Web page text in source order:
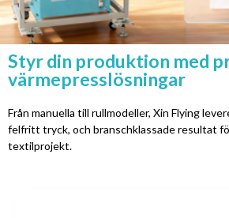
Styr din produktion med
värmepresslösningar
Från manuella till rullmodeller, Xin Flying
felfritt tryck, och branschklassade resultat
textilprojekt.